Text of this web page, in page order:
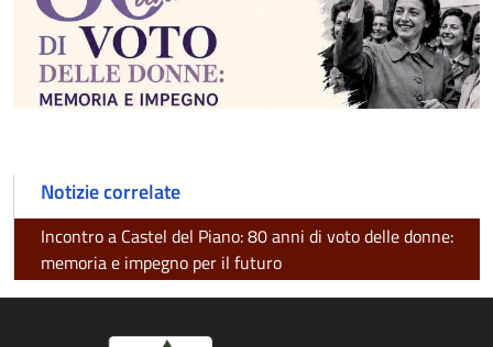
Notizie correlate
Incontro a Castel del Piano: 80 anni di voto delle donne:
memoria e impegno per il futuro